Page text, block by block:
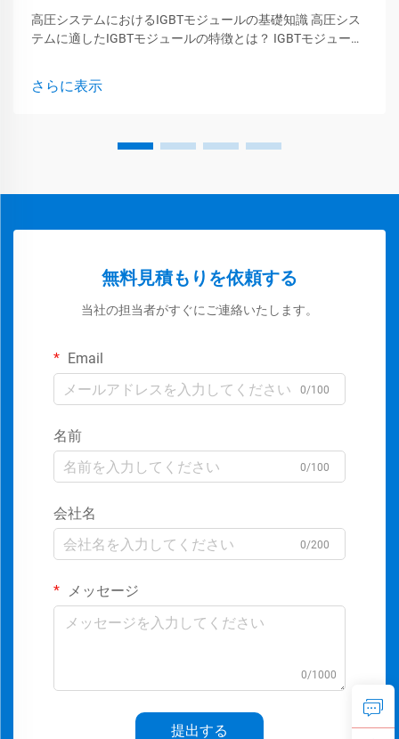
高圧システムにおけるIGBTモジュールの基礎知識 高圧シス
テムに適したIGBTモジュールの特徴とは？ IGBTモジュール
境において非常に効果的に機能します。この...
さらに表示
無料見積もりを依頼する
当社の担当者がすぐにご連絡いたします。
Email
0/100
名前
0/100
会社名
0/200
メッセージ
0/1000
提出する